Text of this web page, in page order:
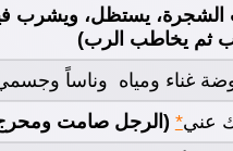
يستظل، ويشرب
ثم يخاطب الرب)
غناء ومياه وناساً
عني* (الرجل صامت